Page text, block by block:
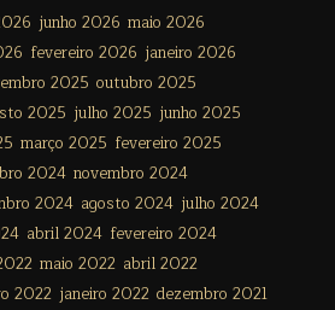
junho 2026 maio 2026
fevereiro 2026 janeiro 2026
2025 outubro 2025
2025 julho 2025 junho 2025
março 2025 fevereiro 2025
2024 novembro 2024
2024 agosto 2024 julho 2024
abril 2024 fevereiro 2024
maio 2022 abril 2022
2022 janeiro 2022 dezembro 2021